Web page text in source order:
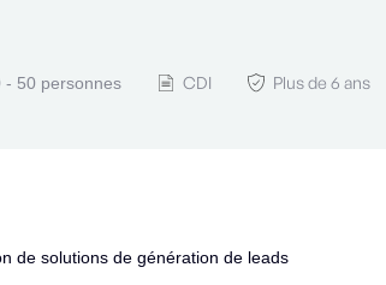
- 50 personnes CDI Plus de 6 ans
de solutions de génération de leads